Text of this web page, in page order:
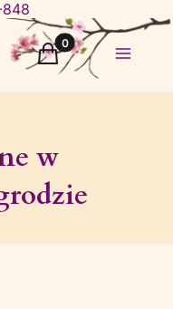
się Produkty w
Koszyk Menu
w